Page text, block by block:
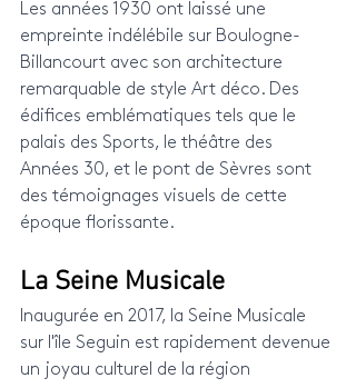
Les années 1930 ont laissé une
empreinte indélébile sur Boulogne-
Billancourt avec son architecture
remarquable de style Art déco. Des
édifices emblématiques tels que le
palais des Sports, le théâtre des
Années 30, et le pont de Sèvres sont
des témoignages visuels de cette
époque florissante.
La Seine Musicale
Inaugurée en 2017, la Seine Musicale
sur l'île Seguin est rapidement devenue
un joyau culturel de la région